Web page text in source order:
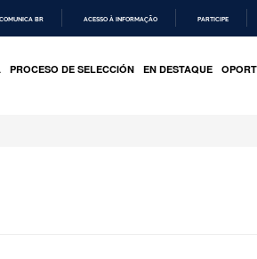
COMUNICA BR ACESSO À INFORMAÇÃO PARTICIPE
PROCESO DE SELECCIÓN EN DESTAQUE